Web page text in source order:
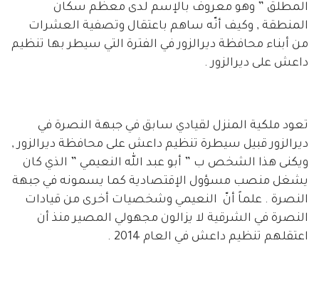
المطلق ” وهو معروف بالإسم لدى معظم سكان
المنطقة , وكيف أنّه ساهم باعتقال وتصفية العشرات
من أبناء محافظة ديرالزور في الفترة التي سيطر بها تنظيم
داعش على ديرالزور .
تعود ملكية المنزل لقيادي سابق في جبهة النصرة في
ديرالزور قبيل سيطرة تنظيم داعش على محافظة ديرالزور ,
ويكنى هذا الشخص ب ” أبو عبد الله النعيمي ” الذي كان
يشغل منصب مسؤول الإقتصادية كما يسمونه في جبهة
النصرة . علماً أنّ النعيمي وشخصيات أخرى من قيادات
النصرة في الشرقية لا يزالون مجهولي المصير منذ أن
اعتقلهم تنظيم داعش في العام 2014 .